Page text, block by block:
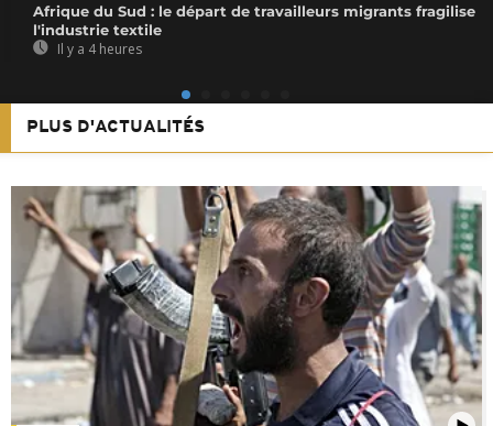
Afrique du Sud : le départ de travailleurs migrants fragilise
l'industrie textile
Il y a 4 heures
PLUS D'ACTUALITÉS